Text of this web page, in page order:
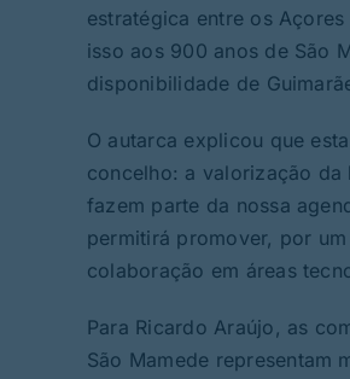
estratégica entre os
isso aos 900 anos de São
disponibilidade de
O autarca explicou que
concelho: a valorização da
fazem parte da nossa
permitirá promover, por
colaboração em áreas
Para Ricardo Araújo, as
São Mamede representam